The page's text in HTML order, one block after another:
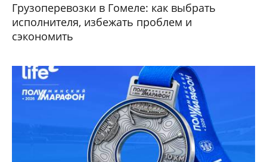
Грузоперевозки в Гомеле: как выбрать
исполнителя, избежать проблем и
сэкономить